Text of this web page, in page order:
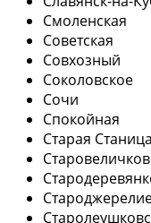
Смоленская
Советская
Совхозный
Соколовское
Сочи
Спокойная
Старая Станица